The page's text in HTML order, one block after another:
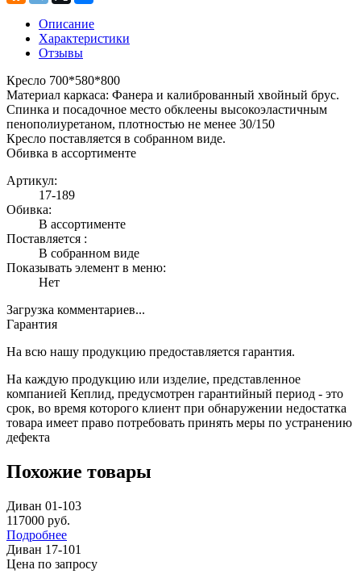
Описание
Характеристики
Отзывы
Кресло 700*580*800
Материал каркаса: Фанера и калиброванный хвойный брус.
Спинка и посадочное место обклеены высокоэластичным
пенополиуретаном, плотностью не менее 30/150
Кресло поставляется в собранном виде.
Обивка в ассортименте
Артикул:
17-189
Обивка:
В ассортименте
Поставляется :
В собранном виде
Показывать элемент в меню:
Нет
Загрузка комментариев...
Гарантия
На всю нашу продукцию предоставляется гарантия.
На каждую продукцию или изделие, представленное
компанией Кеплид, предусмотрен гарантийный период - это
срок, во время которого клиент при обнаружении недостатка
товара имеет право потребовать принять меры по устранению
дефекта
Похожие товары
Диван 01-103
117000 руб.
Подробнее
Диван 17-101
Цена по запросу